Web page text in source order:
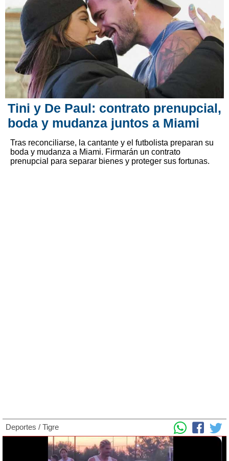
Tini y De Paul: contrato prenupcial,
boda y mudanza juntos a Miami
Tras reconciliarse, la cantante y el futbolista preparan su
boda y mudanza a Miami. Firmarán un contrato
prenupcial para separar bienes y proteger sus fortunas.
Deportes / Tigre